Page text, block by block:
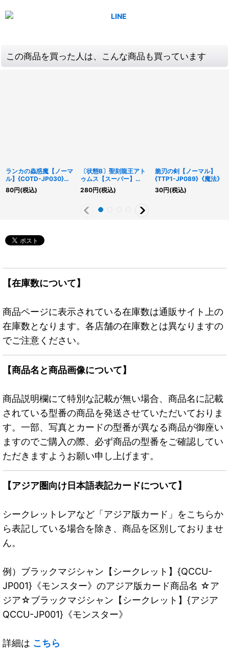
この商品を買った人は、こんな商品も買っています
ランカの蟲惑魔【ノーマ
ル】{COTD-JP030}
《モンスター》
80円(税込)
〔状態B〕聖刻龍王アト
ゥムス【スーパー】
{GAOV-JP047}《エク
シーズ》
280円(税込)
脆刃の剣【ノーマル】
{TTP1-JP089}《魔法》
30円(税込)
【在庫数について】
商品ページに表示されている在庫数は通販サイト上の
在庫数となります。各店舗の在庫数とは異なりますの
でご注意ください。
【商品名と商品画像について】
商品説明欄にて特別な記載が無い場合、商品名に記載
されている型番の商品を発送させていただいておりま
す。一部、写真とカードの型番が異なる商品が御座い
ますのでご購入の際、必ず商品の型番をご確認してい
ただきますようお願い申し上げます。
【アジア圏向け日本語表記カードについて】
シークレットレアなど「アジア版カード」をこちらか
ら表記している場合を除き、商品を区別しておりませ
ん。
例）ブラックマジシャン【シークレット】{QCCU-
JP001}《モンスター》のアジア版カード商品名 ☆ア
ジア☆ブラックマジシャン【シークレット】{アジア
QCCU-JP001}《モンスター》
詳細は こちら